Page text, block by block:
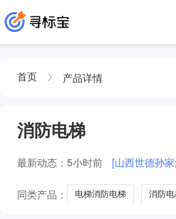
首页 产品详情
消防电梯
最新动态： 5小时前 [山西世德孙
同类产品： 电梯消防电梯 消防